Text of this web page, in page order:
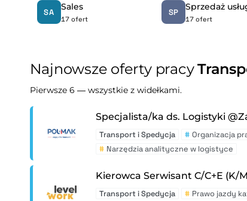
SA
Sales
17 ofert
SP
17 ofert
Najnowsze oferty pracy
Pierwsze 6 — wszystkie z widełkami.
Specjalista/ka ds. Logistyki
Transport i Spedycja # Organizacja
# Narzędzia analityczne w logistyce
Kierowca Serwisant C/C+E (K/
Transport i Spedycja # Prawo jazdy